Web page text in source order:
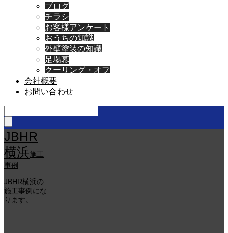
ブログ
チラシ
お客様アンケート
おうちの知識
外壁塗装の知識
足場幕
クーリング・オフ
会社概要
お問い合わせ
JBHR
横浜施工
事例
JBHR横浜の
施工事例にな
ります。